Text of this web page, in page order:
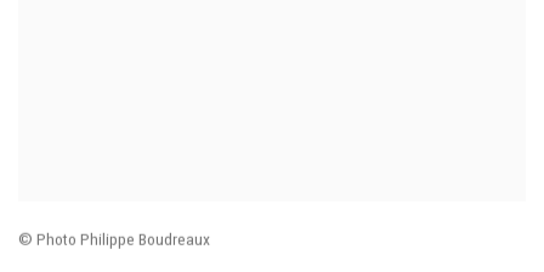
© Photo Philippe Boudreaux